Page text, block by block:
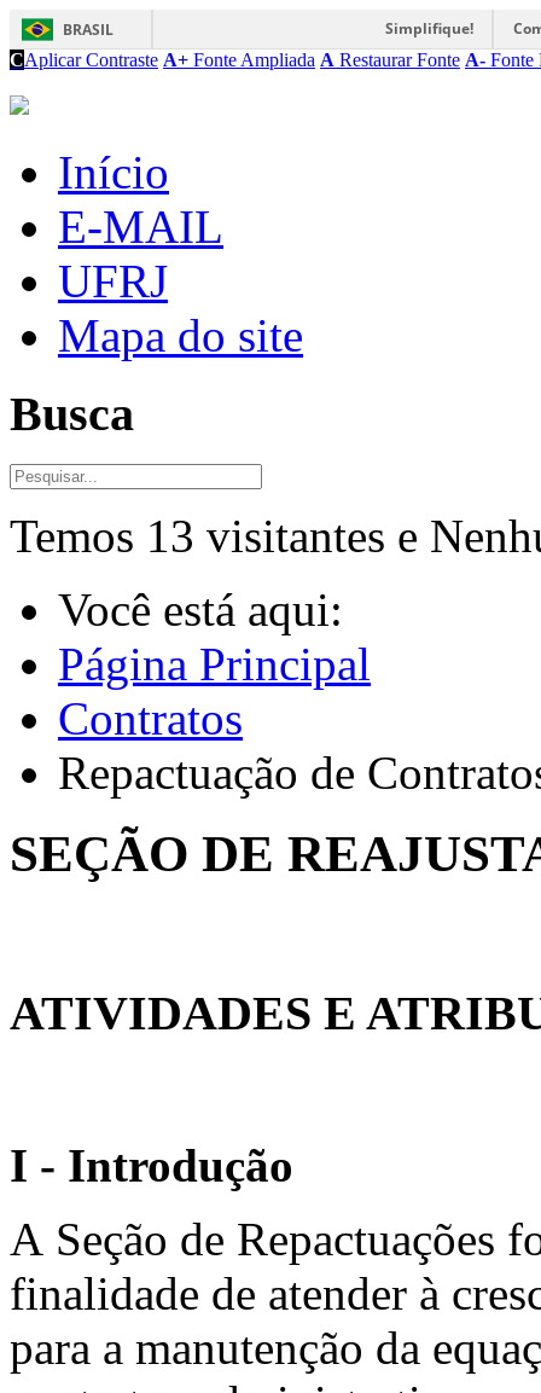
BRASIL Simplifique!
CAplicar Contraste A+ Fonte Ampliada A Restaurar Fonte A- Fonte
Início
E-MAIL
UFRJ
Mapa do site
Busca
Temos 13 visitantes e
Você está aqui:
Página Principal
Contratos
Repactuação de
SEÇÃO DE
ATIVIDADES E
I - Introdução
A Seção de Repactuações
finalidade de atender à
para a manutenção da